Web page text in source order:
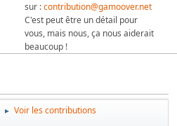
sur :contribution@gamoover.net
C'est peut être un détail pour
vous, mais nous, ça nous aiderait
beaucoup !
► Voir les contributions